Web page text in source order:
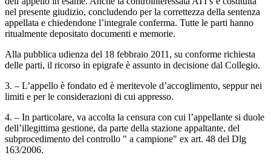
nel presente giudizio, concludendo per la correttezza della sentenza
appellata e chiedendone l’integrale conferma. Tutte le parti hanno
ritualmente depositato documenti e memorie.
Alla pubblica udienza del 18 febbraio 2011, su conforme richiesta
delle parti, il ricorso in epigrafe è assunto in decisione dal Collegio.
3. – L’appello è fondato ed è meritevole d’accoglimento, seppur nei
limiti e per le considerazioni di cui appresso.
4. – In particolare, va accolta la censura con cui l’appellante si duole
dell’illegittima gestione, da parte della stazione appaltante, del
subprocedimento del controllo " a campione" ex art. 48 del Dlg
163/2006.